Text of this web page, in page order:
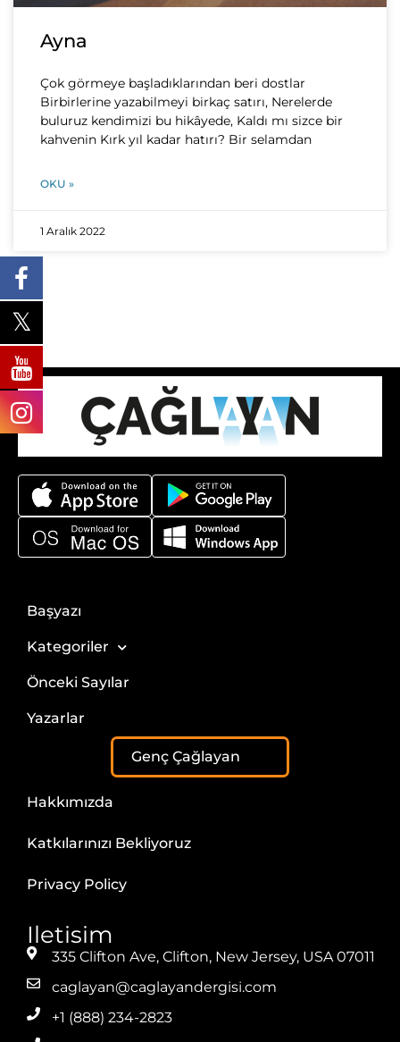
Ayna
Çok görmeye başladıklarından beri dostlar
Birbirlerine yazabilmeyi birkaç satırı, Nerelerde
buluruz kendimizi bu hikâyede, Kaldı mı sizce bir
kahvenin Kırk yıl kadar hatırı? Bir selamdan
OKU »
1 Aralık 2022
Başyazı
Kategoriler
Önceki Sayılar
Yazarlar
Genç Çağlayan
Hakkımızda
Katkılarınızı Bekliyoruz
Privacy Policy
Iletisim
335 Clifton Ave, Clifton, New Jersey, USA 07011
caglayan@caglayandergisi.com
+1 (888) 234-2823